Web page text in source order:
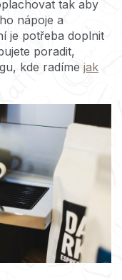
tak aby
nápoje a
je potřeba doplnit
poradit,
kde radíme jak